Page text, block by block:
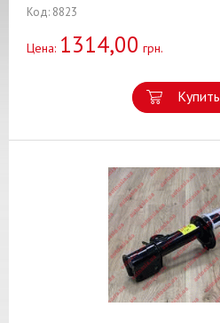
Код: 8823
Цена: 1314,00 грн.
Купить